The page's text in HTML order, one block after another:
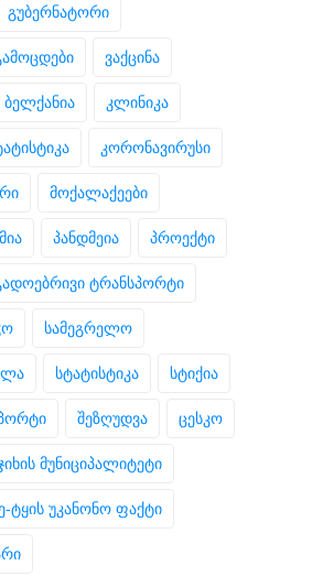
გუბერნატორი
ვაქცინა
კლინიკა
კორონავირუსი
მოქალაქეები
პანდმეია პროექტი
ტრანსპორტი
სამეგრელო
სტატისტიკა სტიქია
შეზღუდვა ცესკო
მუნიციპალიტეტი
ტყის უკანონო ფაქტი